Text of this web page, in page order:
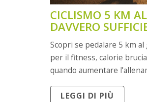
CICLISMO 5 KM
DAVVERO
MANTENERSI IN
Scopri se pedalare 5 km
per il fitness, calorie
quando aumentare
LEGGI DI PIÙ